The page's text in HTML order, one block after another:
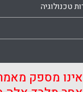
טכנולוגיה
מספק